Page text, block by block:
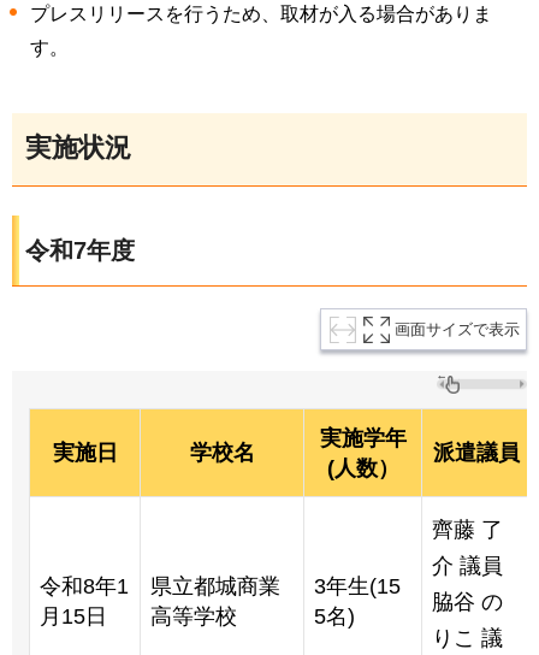
プレスリリースを行うため、取材が入る場合がありま
す。
実施状況
令和7年度
画面サイズで表示
実施日 学校名
実施学年
(人数）
派遣議員
令和8年1
月15日
県立都城商業
高等学校
3年生(15
5名)
齊藤 了
介 議員
脇谷 の
りこ 議